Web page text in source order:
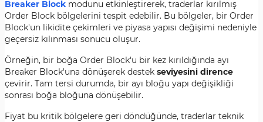
Breaker Block modunu etkinleştirerek, traderlar kırılmış
Order Block bölgelerini tespit edebilir. Bu bölgeler, bir Order
Block'un likidite çekimleri ve piyasa yapısı değişimi nedeniyle
geçersiz kılınması sonucu oluşur.
Örneğin, bir boğa Order Block'u bir kez kırıldığında ayı
Breaker Block'una dönüşerek destek seviyesini dirence
çevirir. Tam tersi durumda, bir ayı bloğu yapı değişikliği
sonrası boğa bloğuna dönüşebilir.
Fiyat bu kritik bölgelere geri döndüğünde, traderlar teknik